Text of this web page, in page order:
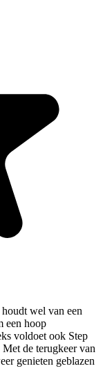
wel van een
een hoop
voldoet ook Step
de terugkeer van
genieten geblazen